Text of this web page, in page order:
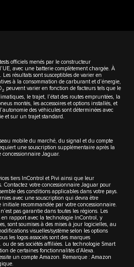
officiels menés par le constructeur
avec une batterie complètement chargée. À
résultats sont susceptibles de varier en
à la consommation de carburant et d’énergie,
2 peuvent varier en fonction de facteurs tels que le
le trajet, l’état des routes empruntées, la
montés, les accessoires et options installés, et
des véhicules sont déterminées avec
et sur un trajet standard.
mobile du marché, du signal et du compte
une souscription supplémentaire après la
Jaguar.
tiers InControl et Pivi ainsi que leur
Contactez votre concessionnaire Jaguar pour
des conditions applicables dans votre pays.
avec une souscription qui devra être
initiale recommandée par votre concessionnaire.
pas garantie dans toutes les régions. Les
en rapport avec la technologie InControl, y
sont soumises à des mises à jour logicielles, au
visuelles/système selon les options
les logos associés sont des marques
de ses sociétés affiliées. La technologie Smart
de certaines fonctionnalités d’Alexa.
un compte Amazon. Remarque : Amazon